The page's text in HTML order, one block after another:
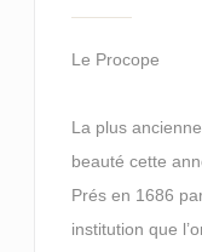
Le Procope
La plus
beauté cette
Prés en 1686
institution que